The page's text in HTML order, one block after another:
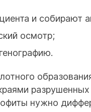
и собирают
осмотр;
нужно